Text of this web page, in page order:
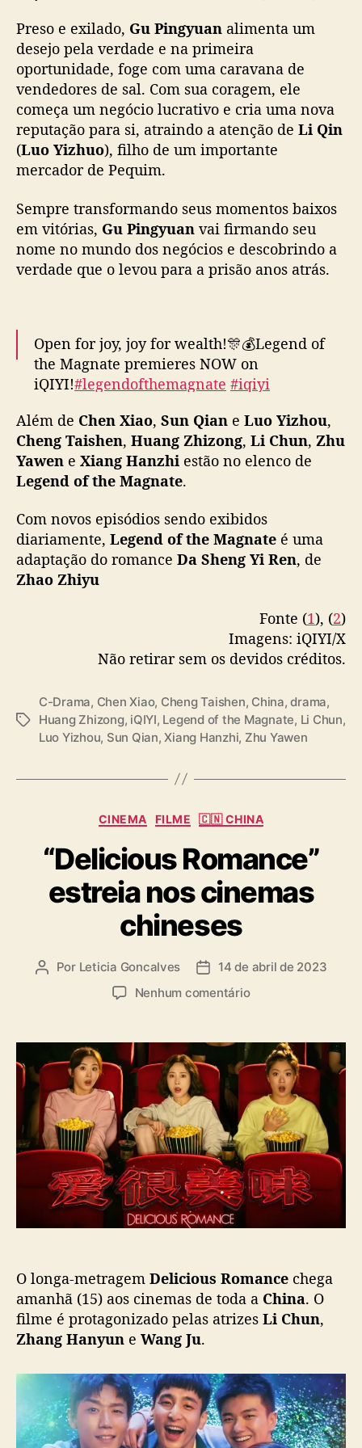
o
s
“
L
e
g
d
t
h
g
n
a
e
”
#iqiyioriginal #chenxiao #sunqian
#luoyizhou #chengtaishen #huangzhizhong
#lichun #zhuyawen #xianghanzhi #wuyue
#costumedrama …
pic.twitter.com/0kpxdEmBER
— iQIYI (@iQIYI)November 25, 2025
Preso e exilado, Gu Pingyuan alimenta um
desejo pela verdade e na primeira
oportunidade, foge com uma caravana de
vendedores de sal. Com sua coragem, ele
começa um negócio lucrativo e cria uma nova
reputação para si, atraindo a atenção de Li Qin
(Luo Yizhuo), filho de um importante
mercador de Pequim.
Sempre transformando seus momentos baixos
em vitórias, Gu Pingyuan vai firmando seu
nome no mundo dos negócios e descobrindo a
verdade que o levou para a prisão anos atrás.
Open for joy, joy for wealth!🎊💰Legend of
the Magnate premieres NOW on
iQIYI!#legendofthemagnate #iqiyi
#luoyizhou #chengtaishen #huangzhizhong
#lichun #zhuyawen #xianghanzhi #wuyue
#kelan #zhuyin #liangguanhua
#wangzixuan #liupeiqi
— iQIYI (@iQIYI)November 26, 2025
Além de Chen Xiao, Sun Qian e Luo Yizhou,
Cheng Taishen, Huang Zhizong, Li Chun, Zhu
Yawen e Xiang Hanzhi estão no elenco de
Legend of the Magnate.
Com novos episódios sendo exibidos
diariamente, Legend of the Magnate é uma
adaptação do romance Da Sheng Yi Ren, de
Zhao Zhiyu
Fonte (1), (2)
Imagens: iQIYI/X
Não retirar sem os devidos créditos.
T
C-Drama, Chen Xiao, Cheng Taishen, China,drama,
Huang Zhizong, iQIYI, Legend of the Magnate, Li Chun,
Luo Yizhou, Sun Qian,Xiang Hanzhi, Zhu Yawen
C
t
e
g
o
r
i
CINEMA FILME 🇨🇳 CHINA
“Delicious Romance”
estreia nos cinemas
chineses
A
r
p
o
s
t
Por Leticia Goncalves
D
d
e
p
u
b
l
i
c
a
ç
ã
14 de abril de 2023
Nenhum comentárioe
D
e
i
i
o
u
s
R
n
c
t
r
e
i
O longa-metragem Delicious Romance chega
amanhã (15) aos cinemas de toda a China. O
filme é protagonizado pelas atrizes Li Chun,
Zhang Hanyun e Wang Ju.